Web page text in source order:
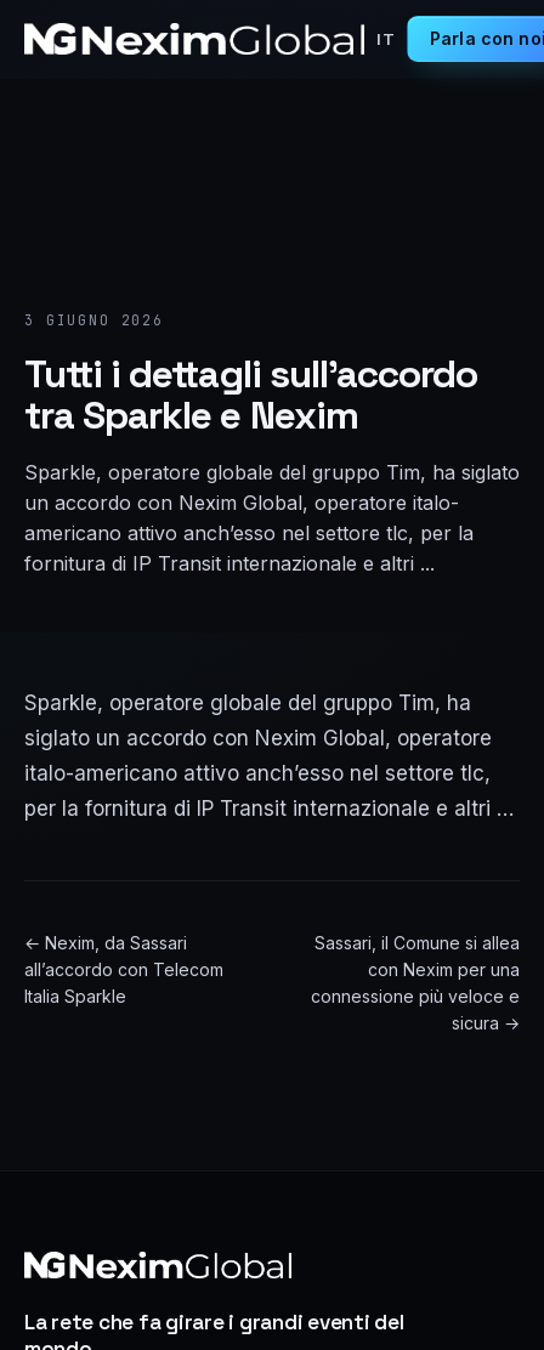
IT Parla con
3 GIUGNO 2026
Tutti i dettagli sull’accordo
tra Sparkle e Nexim
Sparkle, operatore globale del gruppo Tim, ha siglato
un accordo con Nexim Global, operatore italo-
americano attivo anch’esso nel settore tlc, per la
fornitura di IP Transit internazionale e altri ...
Sparkle, operatore globale del gruppo Tim, ha
siglato un accordo con Nexim Global, operatore
italo-americano attivo anch’esso nel settore tlc,
per la fornitura di IP Transit internazionale e altri …
← Nexim, da Sassari
all’accordo con Telecom
Italia Sparkle
Sassari, il Comune si allea
con Nexim per una
connessione più veloce e
sicura →
La rete che fa girare i grandi eventi del